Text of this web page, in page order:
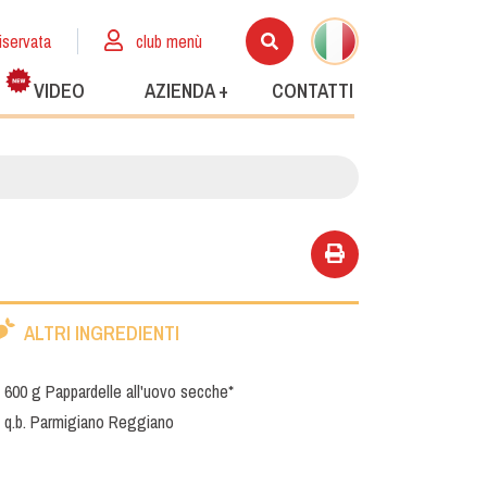
club menù
VIDEO AZIENDA + CONTATTI
ALTRI INGREDIENTI
600 g Pappardelle all'uovo secche*
q.b. Parmigiano Reggiano